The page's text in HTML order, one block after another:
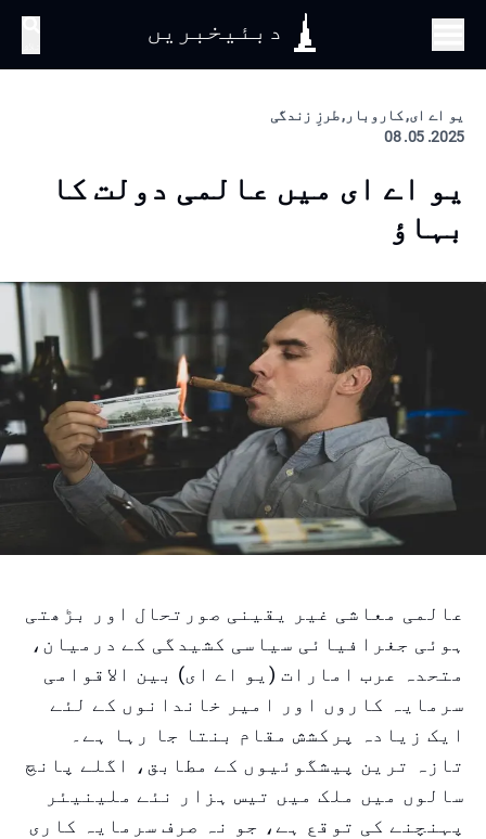
دبئیخبریں
یو اے ای, کاروبار, طرزِ زندگی
2025. 05. 08
یو اے ای میں عالمی دولت کا
بہاؤ
عالمی معاشی غیر یقینی صورتحال اور بڑھتی
ہوئی جغرافیائی سیاسی کشیدگی کے درمیان،
متحدہ عرب امارات (یو اے ای) بین الاقوامی
سرمایہ کاروں اور امیر خاندانوں کے لئے
ایک زیادہ پرکشش مقام بنتا جا رہا ہے۔
تازہ ترین پیشگوئیوں کے مطابق، اگلے پانچ
سالوں میں ملک میں تیس ہزار نئے ملینیئر
پہنچنے کی توقع ہے، جو نہ صرف سرمایہ کاری